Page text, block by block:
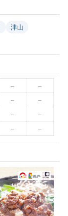
津山
–
–
– –
–
–
– –